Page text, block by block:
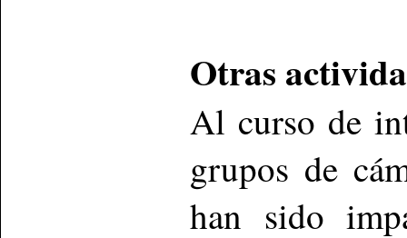
Otras
Al curso de
grupos de
han sido